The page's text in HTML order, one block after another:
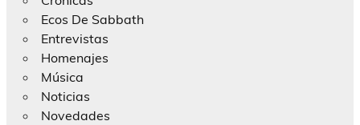
Ecos De Sabbath
Entrevistas
Homenajes
Música
Noticias
Novedades